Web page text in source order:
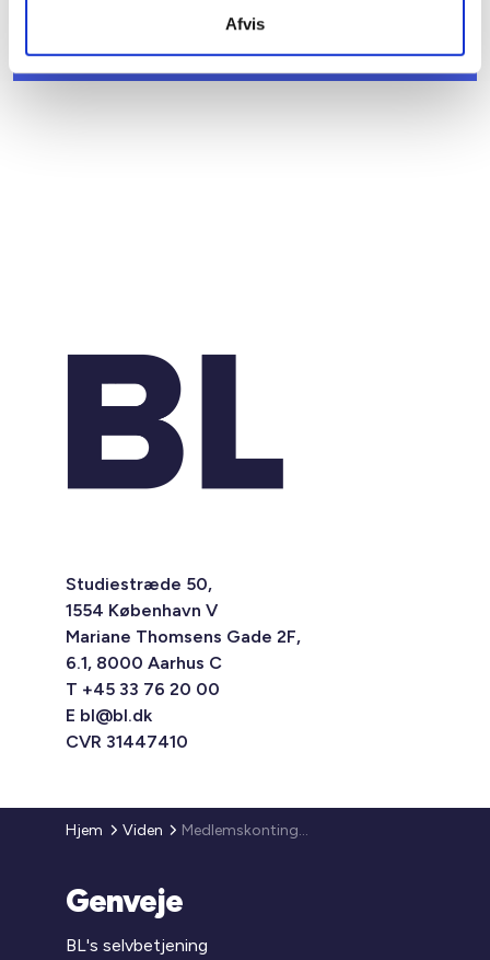
Afvis
Studiestræde 50,
1554 København V
Mariane Thomsens Gade 2F,
6.1, 8000 Aarhus C
T +45 33 76 20 00
E bl@bl.dk
CVR 31447410
Hjem Viden Medlemskontingent 2017
Genveje
BL's selvbetjening